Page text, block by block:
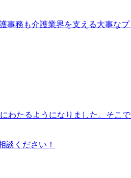
務も介護業界を支える大事な
わたるようになりました。そこ
談ください！